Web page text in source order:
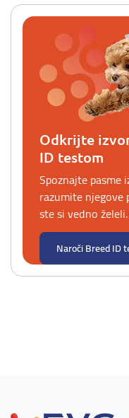
Odkrijte
ID testom
Spoznajte pasme
razumite
ste si vedno želeli.
Naroči Breed ID